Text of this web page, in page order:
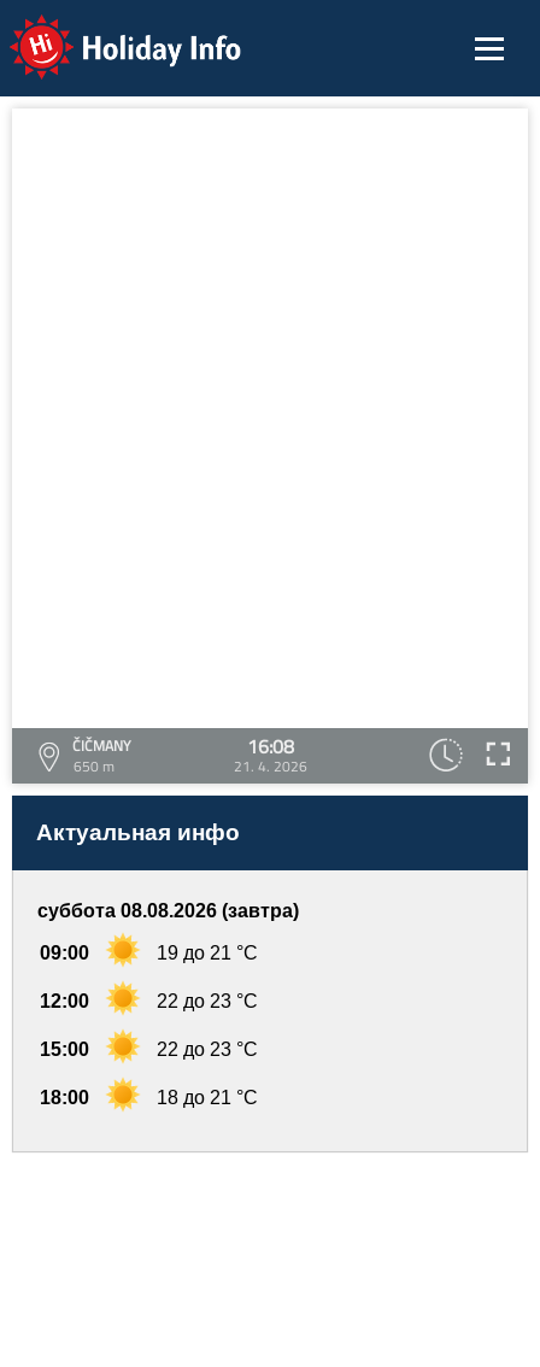
Holiday Info
ČIČMANY
650 m
16:08
21. 4. 2026
Актуальная инфо
суббота 08.08.2026 (завтра)
09:00 19 до 21 °C
12:00 22 до 23 °C
15:00 22 до 23 °C
18:00 18 до 21 °C